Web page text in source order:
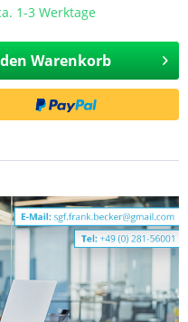
1-3 Werktage
Warenkorb